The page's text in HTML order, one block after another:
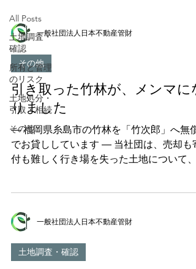
All Posts
土地調査・
確認
所有と管理
のリスク
土地処分・
引取・相続
その他
一般社団法人日本不動産管財
その他
引き取った竹林が、メンマに
りました
― 福岡県糸島市の竹林を「竹次郎」へ無償
でお貸ししています ― 当社団は、売却も寄
付も難しく行き場を失った土地について、
あります。 本稿では、そのひとつである福
岡県糸島市の竹林についてご報告いたしま
す。この竹林は現在、国産メンマの製造に
り組む「竹次郎」へ無償でお貸ししており
一般社団法人日本不動産管財
土地調査・確認